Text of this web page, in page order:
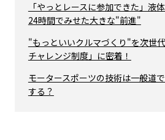
「やっとレースに参加できた」液
24時間でみせた大きな"前進"
"もっといいクルマづくり"を次
チャレンジ制度」に密着！
モータースポーツの技術は一般道
する？